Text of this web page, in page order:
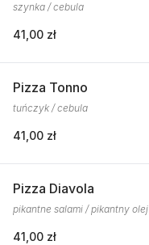
szynka / cebula
41,00 zł
Pizza Tonno
tuńczyk / cebula
41,00 zł
Pizza Diavola
pikantne salami / pikantny olej
41,00 zł